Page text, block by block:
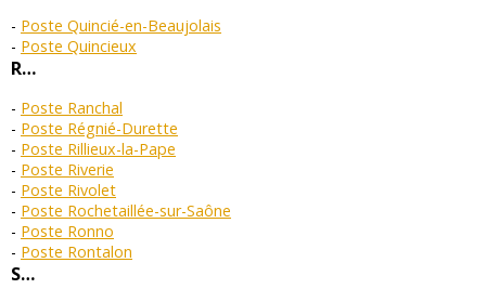
Poste Quincié-en-Beaujolais
Poste Quincieux
R…
Poste Ranchal
Poste Régnié-Durette
Poste Rillieux-la-Pape
Poste Riverie
Poste Rivolet
Poste Rochetaillée-sur-Saône
Poste Ronno
Poste Rontalon
S…